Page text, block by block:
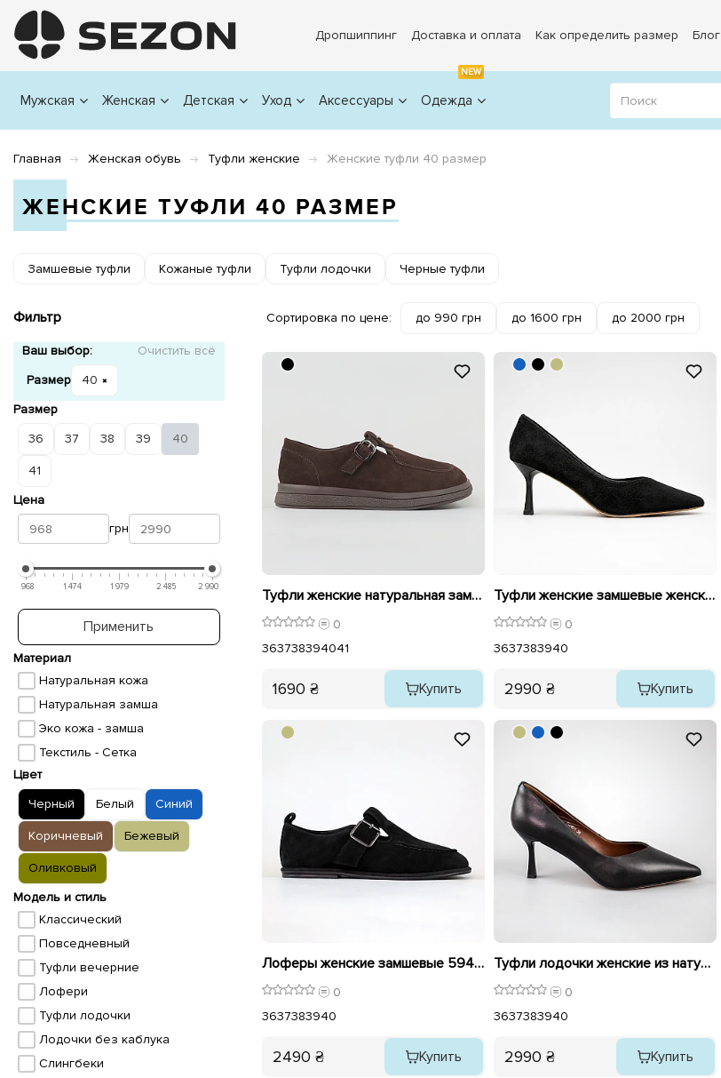
Дропшиппинг Доставка и оплата Как определить размер Блог
Мужская Женская Детская Уход Аксессуары
NEW
Одежда
Главная Женская обувь Туфли женские Женские туфли 40 размер
ЖЕНСКИЕ ТУФЛИ 40 РАЗМЕР
Замшевые туфли Кожаные туфли Туфли лодочки Черные туфли
Фильтр
Ваш выбор:
Очистить всё
Размер
40
Размер
36
37 38 39 40
41
Цена
грн
968 1 474 1 979 2 485 2 990
Применить
Материал
Натуральная кожа
Натуральная замша
Эко кожа - замша
Текстиль - Сетка
Цвет
Черный
Белый Синий
Коричневый Бежевый
Оливковый
Модель и стиль
Классический
Повседневный
Туфли вечерние
Лофери
Туфли лодочки
Лодочки без каблука
Слингбеки
Сортировка по цене: до 990 грн до 1600 грн до 2000 грн
Туфли женские натуральная замша 596141 Коричневый
0
363738394041
1690 ₴ Купить
Туфли женские замшевые женские 596290 Черные
0
3637383940
2990 ₴ Купить
Лоферы женские замшевые 594322 Черные
0
3637383940
2490 ₴ Купить
Туфли лодочки женские из натуральной кожи 594208 Черные
0
3637383940
2990 ₴ Купить